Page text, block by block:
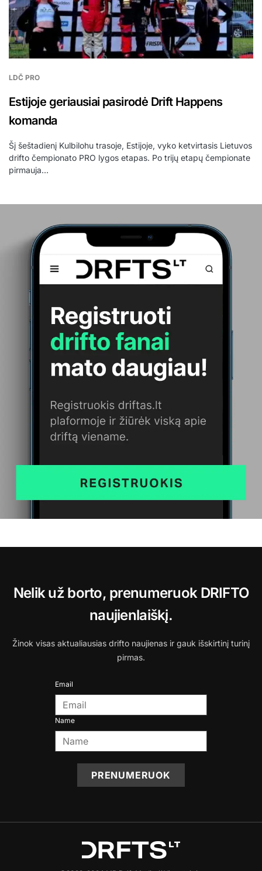
LDČ PRO
Estijoje geriausiai pasirodė Drift Happens
komanda
Šį šeštadienį Kulbilohu trasoje, Estijoje, vyko ketvirtasis Lietuvos
drifto čempionato PRO lygos etapas. Po trijų etapų čempionate
pirmauja…
Nelik už borto, prenumeruok DRIFTO
naujienlaiškį.
Žinok visas aktualiausias drifto naujienas ir gauk išskirtinį turinį
pirmas.
Email
Name
PRENUMERUOK